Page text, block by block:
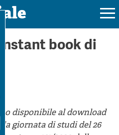
L'instant book di Euricse
book di
disponibile al download
giornata di studi del 26